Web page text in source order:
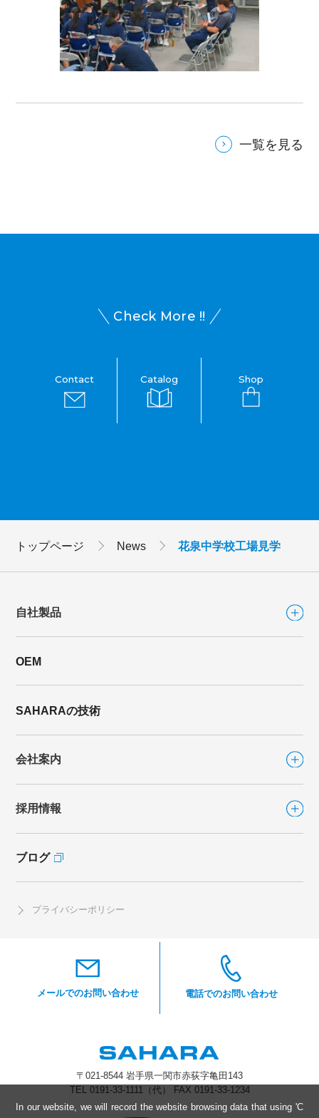
一覧を見る
Check More !!
Contact Catalog Shop
トップページ News 花泉中学校工場見学
メールでのお問い合わせ 電話でのお問い合わせ
〒021-8544 岩手県一関市赤荻字亀田143
TEL 0191-33-1111（代） FAX 0191-33-1234
自社製品
自社製品TOP
シリーズから選ぶ
ブレスシリーズ
ルーバーブレス
湯快ルーバーブレス
カンキクールN
ミニクール
OEM
SAHARAの技術
会社案内
会社案内TOP
社長あいさつ
沿革
採用情報
採用情報TOP
社員インタビュー
ブログ
プライバシーポリシー
In our website, we will record the website browsing data that using 'C